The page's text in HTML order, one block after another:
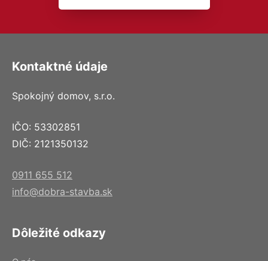
Kontaktné údaje
Spokojný domov, s.r.o.
IČO: 53302851
DIČ: 2121350132
0911 655 512
info@dobra-stavba.sk
Dôležité odkazy